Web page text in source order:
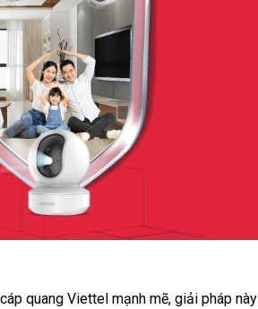
quang Viettel mạnh mẽ, giải pháp này